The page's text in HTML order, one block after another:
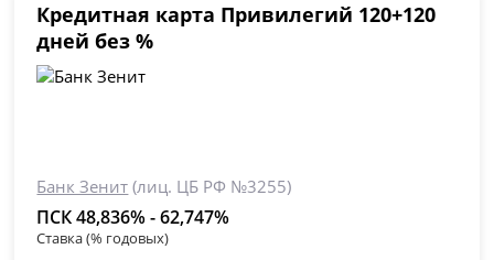
Кредитная карта Привилегий 120+120
дней без %
Банк Зенит (лиц. ЦБ РФ №3255)
ПСК 48,836% - 62,747%
Ставка (% годовых)